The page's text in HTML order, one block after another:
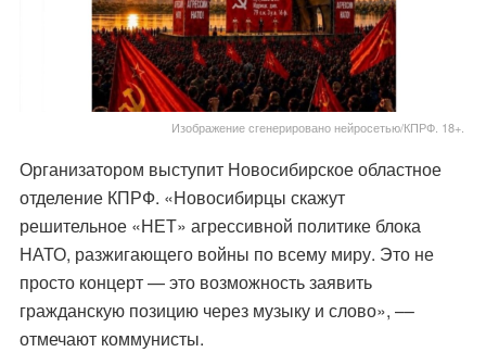
Изображение сгенерировано нейросетью/КПРФ. 18+.
Организатором выступит Новосибирское областное
отделение КПРФ. «Новосибирцы скажут
решительное «НЕТ» агрессивной политике блока
НАТО, разжигающего войны по всему миру. Это не
просто концерт — это возможность заявить
гражданскую позицию через музыку и слово», ––
отмечают коммунисты.